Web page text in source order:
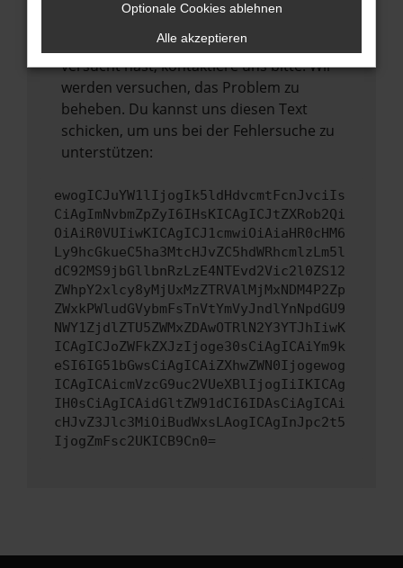
Wende dich an den Webseitenbetreiber.
Wenn du alle oben genannten Schritte
versucht hast, kontaktiere uns bitte. Wir
werden versuchen, das Problem zu
beheben. Du kannst uns diesen Text
schicken, um uns bei der Fehlersuche zu
unterstützen:
ewogICJuYW1lIjogIk5ldHdvcmtFcnJvciIs
CiAgImNvbmZpZyI6IHsKICAgICJtZXRob2Qi
OiAiR0VUIiwKICAgICJ1cmwiOiAiaHR0cHM6
Ly9hcGkueC5ha3MtcHJvZC5hdWRhcmlzLm5l
dC92MS9jbGllbnRzLzE4NTEvd2Vic2l0ZS12
ZWhpY2xlcy8yMjUxMzZTRVAlMjMxNDM4P2Zp
ZWxkPWludGVybmFsTnVtYmVyJndlYnNpdGU9
NWY1ZjdlZTU5ZWMxZDAwOTRlN2Y3YTJhIiwK
ICAgICJoZWFkZXJzIjoge30sCiAgICAiYm9k
eSI6IG51bGwsCiAgICAiZXhwZWN0Ijogewog
ICAgICAicmVzcG9uc2VUeXBlIjogIiIKICAg
IH0sCiAgICAidGltZW91dCI6IDAsCiAgICAi
cHJvZ3Jlc3MiOiBudWxsLAogICAgInJpc2t5
IjogZmFsc2UKICB9Cn0=
Optionale Cookies ablehnen
Alle akzeptieren